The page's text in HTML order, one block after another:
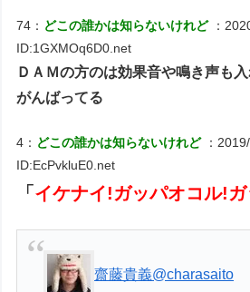
74： どこの誰かは知らないけれど ：
ID:1GXMOq6D0.net
ＤＡＭの方のは効果音や鳴き声も
がんばってる
4： どこの誰かは知らないけれど ：
ID:EcPvkluE0.net
「イケナイ!ガッパオコル!
齋藤貴義@charasaito